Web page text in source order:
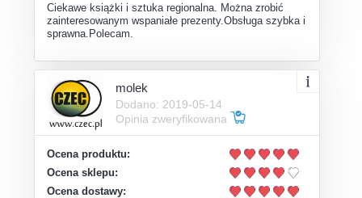
Ciekawe książki i sztuka regionalna. Można zrobić
zainteresowanym wspaniałe prezenty.Obsługa szybka i
sprawna.Polecam.
molek
Dodano: 2019-05-14
Opinia zweryfikowana
Ocena produktu:
Ocena sklepu:
Ocena dostawy: